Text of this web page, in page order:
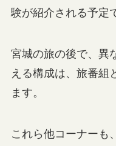
験が紹介される予定
宮城の旅の後で、異
える構成は、旅番組
ます。
これら他コーナーも